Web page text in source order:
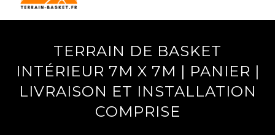
TERRAIN DE BASKET
INTÉRIEUR 7M X 7M | PANIER |
LIVRAISON ET INSTALLATION
COMPRISE